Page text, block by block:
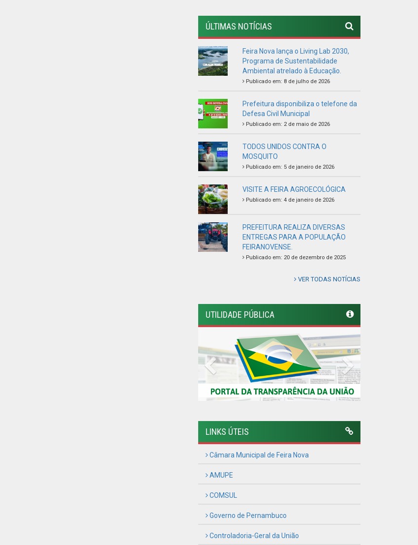
MOSQUITO
Publicado em: 5 de janeiro de 2026
VISITE A FEIRA AGROECOLÓGICA
Publicado em: 4 de janeiro de 2026
FEIRANOVENSE.
Publicado em: 20 de dezembro de 2025
Previous
Câmara Municipal de Feira Nova
COMSUL
Governo de Pernambuco
Controladoria-Geral da União
QEdu
SICONFI - Tesouro Nacional
Consultar Convênios
Receber Informações sobre novos Repasses